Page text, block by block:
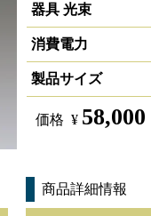
器具 光束
消費電力
製品サイズ
価格 ¥ 58,000
商品詳細情報